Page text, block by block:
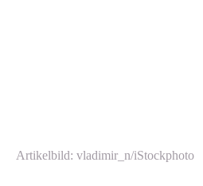
Artikelbild: vladimir_n/iStockphoto